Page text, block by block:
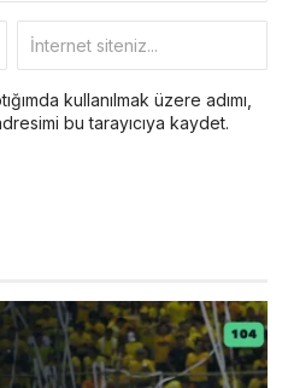
kullanılmak üzere adımı,
bu tarayıcıya kaydet.